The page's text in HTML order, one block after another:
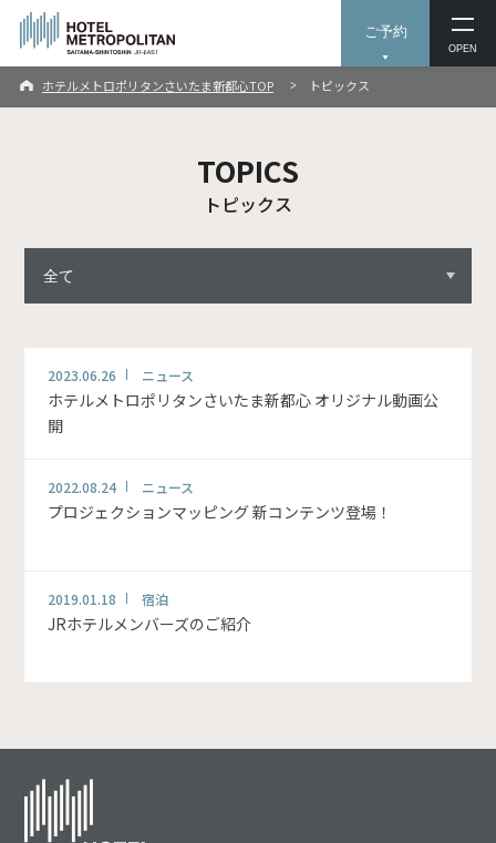
ご予約
OPEN
ホテルメトロポリタンさいたま新都心TOP トピックス
TOPICS
トピックス
2023.06.26 ニュース
ホテルメトロポリタンさいたま新都心 オリジナル動画公
開
2022.08.24 ニュース
プロジェクションマッピング 新コンテンツ登場！
2019.01.18 宿泊
JRホテルメンバーズのご紹介